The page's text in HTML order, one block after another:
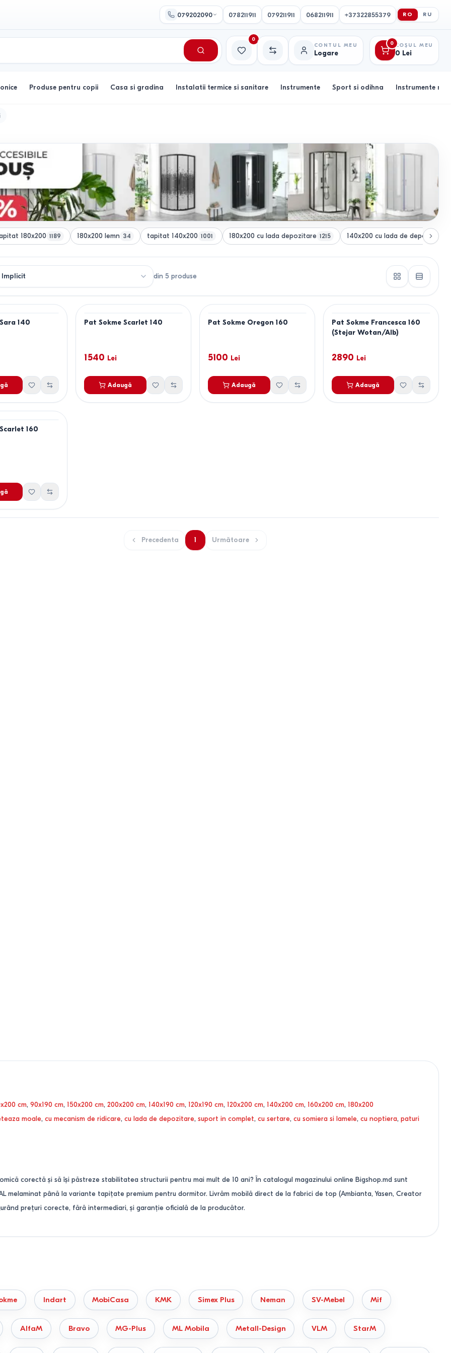
079202090 078211911 079211911 068211911 +37322855379 RO RU
Favorite
0
Comparație
CONTUL MEU
Logare
0 COȘUL MEU
0 Lei
Produse pentru copii Casa si gradina Instalatii termice si sanitare Instrumente Sport si odihna Instrumente
180x200 1189 180x200 lemn 34 tapitat 140x200 1001 180x200 cu lada depozitare 1215 140x200 cu lada de depozitare
din 5 produse
140 Pat Sokme Scarlet 140
1540 Lei
Adaugă
Pat Sokme Oregon 160
5100 Lei
Adaugă
Pat Sokme Francesca 160
(Stejar Wotan/Alb)
2890 Lei
Adaugă
160
Precedenta 1 Următoare
cm, 90x190 cm, 150x200 cm, 200x200 cm, 140x190 cm, 120x190 cm, 120x200 cm, 140x200 cm, 160x200 cm, 180x200
moale, cu mecanism de ridicare, cu lada de depozitare, suport in complet, cu sertare, cu somiera si lamele, cu noptiera, paturi
corectă și să își păstreze stabilitatea structurii pentru mai mult de 10 ani? În catalogul magazinului online Bigshop.md sunt
melaminat până la variante tapițate premium pentru dormitor. Livrăm mobilă direct de la fabrici de top (Ambianta, Yasen, Creator
prețuri corecte, fără intermediari, și garanție oficială de la producător.
și tipul de construcție
direct de proprietățile cadrului de susținere:
sau pin natural. Au o densitate maximă, sunt rezistente la fluctuațiile de umiditate și nu sunt predispuse la uscare sau ciobire.
Indart MobiCasa KMK Simex Plus Neman SV-Mebel Mif
AlfaM Bravo MG-Plus ML Mobila Metall-Design VLM StarM